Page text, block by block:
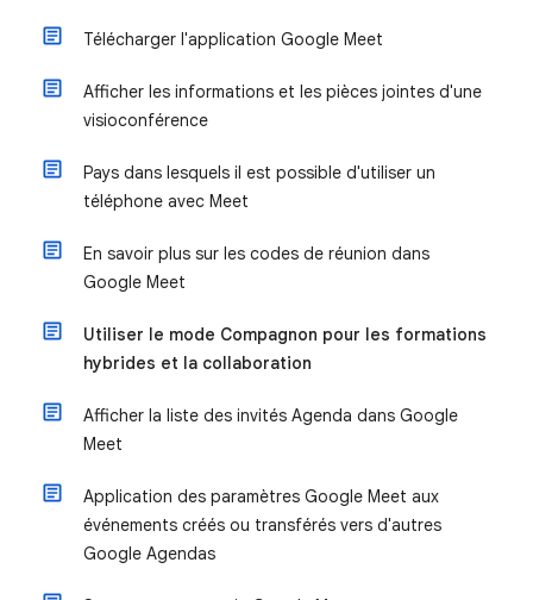
Télécharger l'application Google Meet
Afficher les informations et les pièces jointes d'une
visioconférence
Pays dans lesquels il est possible d'utiliser un
téléphone avec Meet
En savoir plus sur les codes de réunion dans
Google Meet
Utiliser le mode Compagnon pour les formations
hybrides et la collaboration
Afficher la liste des invités Agenda dans Google
Meet
Application des paramètres Google Meet aux
événements créés ou transférés vers d'autres
Google Agendas